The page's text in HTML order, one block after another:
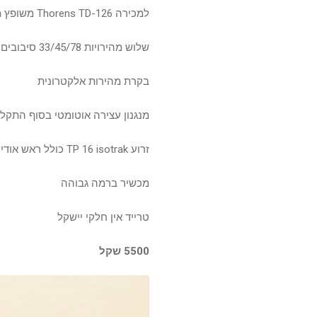
למכירה Thorens TD-126 משופץ מהיסוד, כולל החלפת פלינט ומכסה.
שלוש מהירויות 33/45/78 סיבובים לדקה
בקרת מהירות אלקטרונית
מנגנון עצירה אוטומטי בסוף
זרוע TP 16 isotrak כולל ראש אודיו טכניקה חדש
מכשיר ברמה גבוהה
טרייד אין חלקי יישקל
5500 שקל